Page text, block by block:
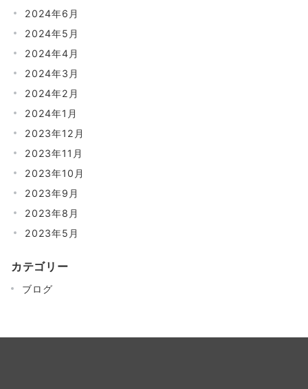
2024年6月
2024年5月
2024年4月
2024年3月
2024年2月
2024年1月
2023年12月
2023年11月
2023年10月
2023年9月
2023年8月
2023年5月
カテゴリー
ブログ